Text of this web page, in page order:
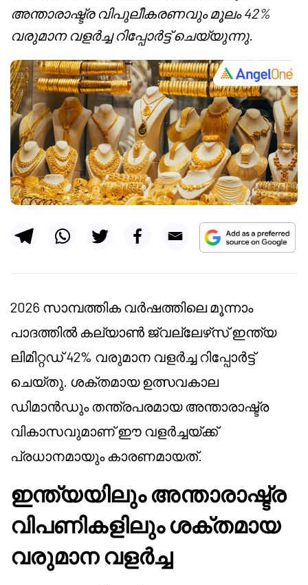
അന്താരാഷ്ട്ര വിപുലീകരണവും മൂലം 42%
വരുമാന വളർച്ച റിപ്പോർട്ട് ചെയ്യുന്നു.
2026 സാമ്പത്തിക വർഷത്തിലെ മൂന്നാം
പാദത്തിൽ കല്യാൺ ജ്വല്ലേഴ്‌സ് ഇന്ത്യ
ലിമിറ്റഡ് 42% വരുമാന വളർച്ച റിപ്പോർട്ട്
ചെയ്തു. ശക്തമായ ഉത്സവകാല
ഡിമാൻഡും തന്ത്രപരമായ അന്താരാഷ്ട്ര
വികാസവുമാണ് ഈ വളർച്ചയ്ക്ക്
പ്രധാനമായും കാരണമായത്.
ഇന്ത്യയിലും അന്താരാഷ്ട്ര
വിപണികളിലും ശക്തമായ
വരുമാന വളർച്ച